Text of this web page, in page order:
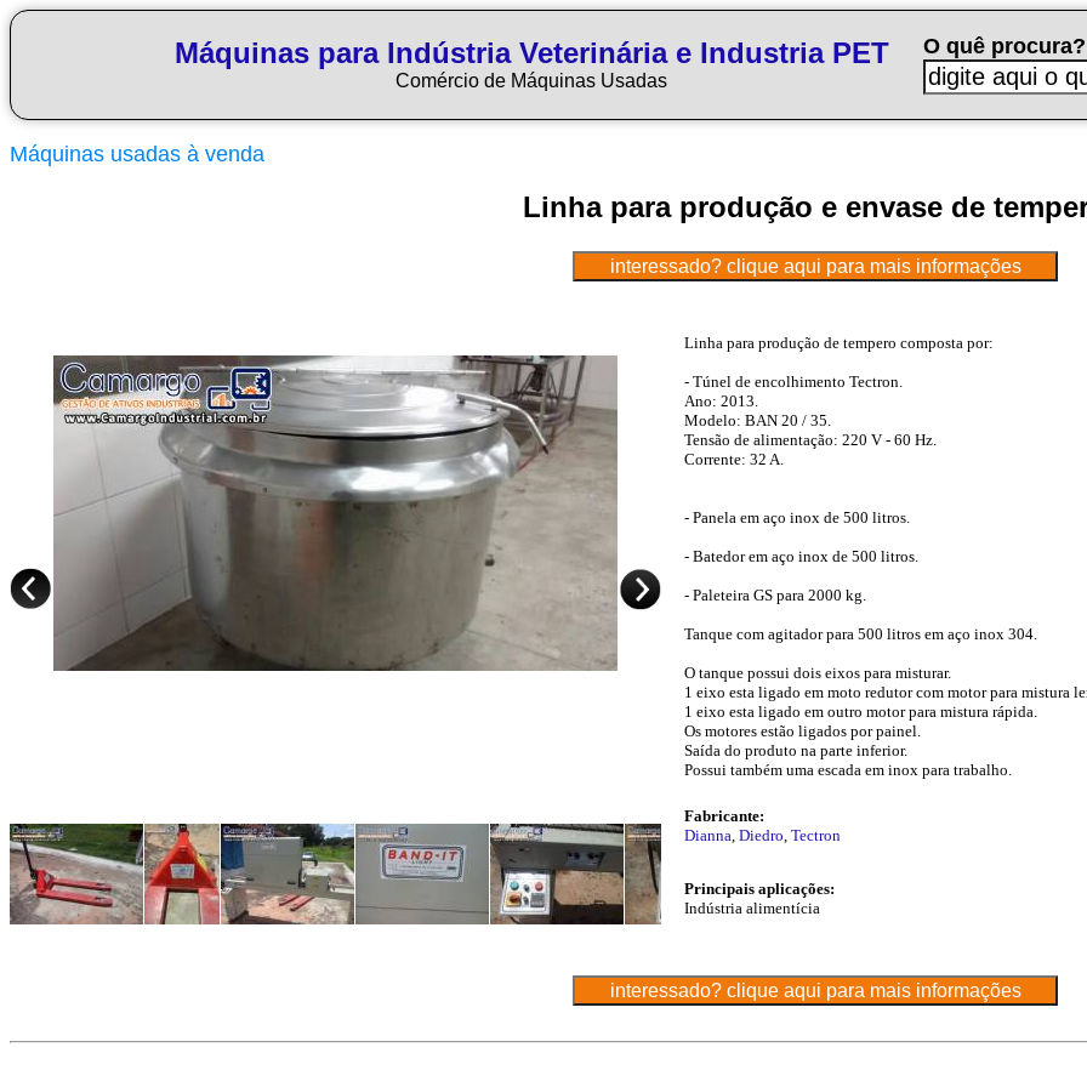
Máquinas para Indústria Veterinária e Industria PET
Comércio de Máquinas Usadas
O quê procura?
Máquinas usadas à venda
Linha para produção e envase de
Linha para produção de tempero composta por:
- Túnel de encolhimento Tectron.
Ano: 2013.
Modelo: BAN 20 / 35.
Tensão de alimentação: 220 V - 60 Hz.
Corrente: 32 A.
- Panela em aço inox de 500 litros.
- Batedor em aço inox de 500 litros.
- Paleteira GS para 2000 kg.
Tanque com agitador para 500 litros em aço inox 304.
O tanque possui dois eixos para misturar.
1 eixo esta ligado em moto redutor com motor para mistura
1 eixo esta ligado em outro motor para mistura rápida.
Os motores estão ligados por painel.
Saída do produto na parte inferior.
Possui também uma escada em inox para trabalho.
Fabricante:
Dianna, Diedro, Tectron
Principais aplicações:
Indústria alimentícia